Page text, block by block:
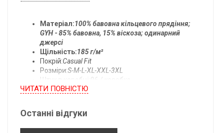
Матеріал:100% бавовна кільцевого прядіння;
GYH - 85% бавовна, 15% віскоза; одинарний
джерсі
Щільність:185 г/м²
Покрій:Casual Fit
Розміри:S-M-L-XL-XXL-3XL
Штук в коробці: 96 / коробка
Температура прання:
ЧИТАТИ ПОВНIСТЮ
Останні відгуки